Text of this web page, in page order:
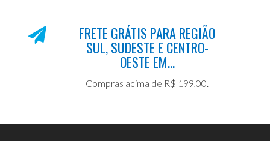
FRETE GRÁTIS PARA REGIÃO
SUL, SUDESTE E CENTRO-
OESTE EM...
Compras acima de R$ 199,00.